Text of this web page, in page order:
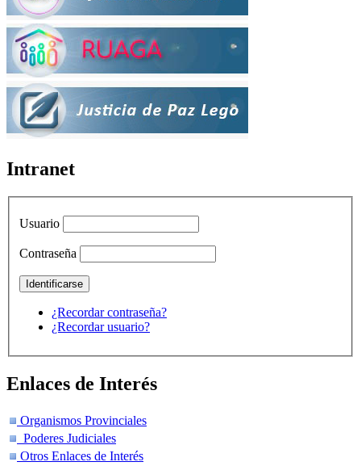
Intranet
Usuario
Contraseña
¿Recordar contraseña?
¿Recordar usuario?
Enlaces de Interés
Organismos Provinciales
Poderes Judiciales
Otros Enlaces de Interés